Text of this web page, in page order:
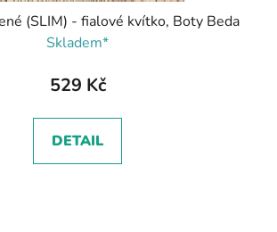
(SLIM) - fialové kvítko, Boty Beda
Skladem*
529 Kč
DETAIL